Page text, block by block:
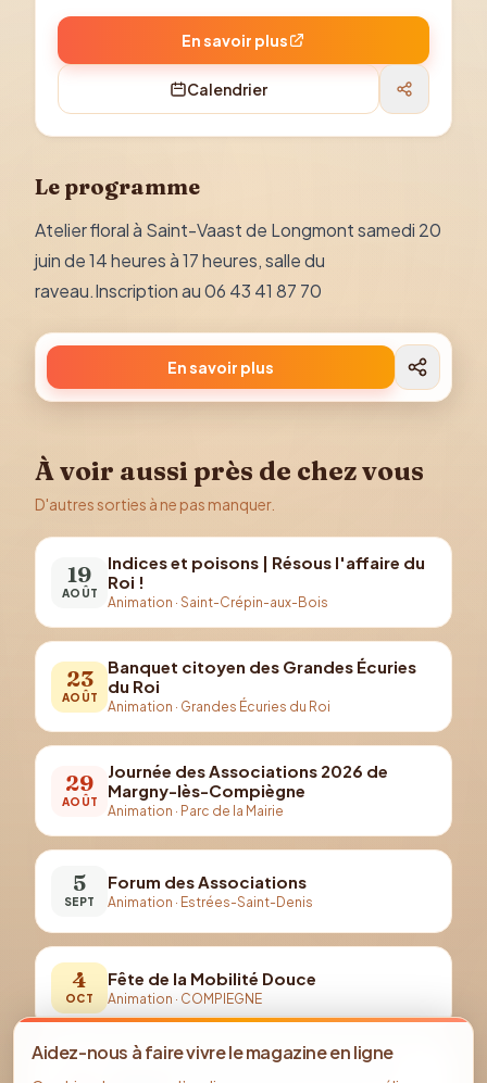
En savoir plus
Calendrier
Le programme
Atelier floral à Saint-Vaast de Longmont samedi 20
juin de 14 heures à 17 heures, salle du
raveau.Inscription au 06 43 41 87 70
En savoir plus
À voir aussi près de chez vous
D'autres sorties à ne pas manquer.
19
AOÛT
Indices et poisons | Résous l'affaire du
Roi !
Animation · Saint-Crépin-aux-Bois
23
AOÛT
Banquet citoyen des Grandes Écuries
du Roi
Animation · Grandes Écuries du Roi
29
AOÛT
Journée des Associations 2026 de
Margny-lès-Compiègne
Animation · Parc de la Mairie
5
SEPT
Forum des Associations
Animation · Estrées-Saint-Denis
4
OCT
Fête de la Mobilité Douce
Animation · COMPIEGNE
Parcours Halloween pour enfants et
Aidez-nous à faire vivre le magazine en ligne